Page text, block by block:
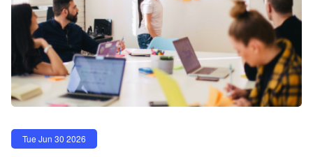
Tue Jun 30 2026